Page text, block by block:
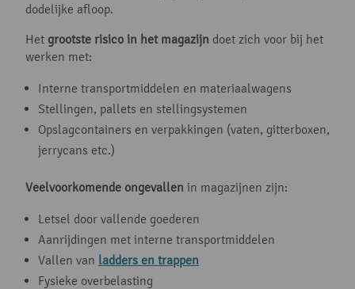
dodelijke afloop.
Het grootste risico in het magazijn doet zich voor bij het
werken met:
Interne transportmiddelen en materiaalwagens
Stellingen, pallets en stellingsystemen
Opslagcontainers en verpakkingen (vaten, gitterboxen,
jerrycans etc.)
Veelvoorkomende ongevallen in magazijnen zijn:
Letsel door vallende goederen
Aanrijdingen met interne transportmiddelen
Vallen van ladders en trappen
Fysieke overbelasting